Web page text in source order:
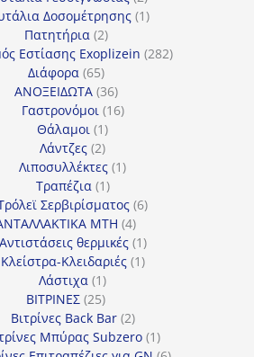
προϊόντα
Δοσομέτρησης 11
Πατητήρια 22
προϊόντα
Εστίασης Exoplizein 282282
Διάφορα 6565
προϊόντα
ΑΝΟΞΕΙΔΩΤΑ 3636
προϊόντα
Γαστρονόμοι 1616
Θάλαμοι 11
προϊόν
Λάντζες 22
προϊόντα
Λιποσυλλέκτες 11
Τραπέζια 11
προϊόν
Σερβιρίσματος 66
MTH 44
προϊόντα
Αντιστάσεις θερμικές 11
προϊόν
Κλείστρα-Κλειδαριές 11
Λάστιχα 11
προϊόν
ΒΙΤΡΙΝΕΣ 2525
προϊόντα
Βιτρίνες Back Bar 22
προϊόντα
Mπύρας Subzero 11